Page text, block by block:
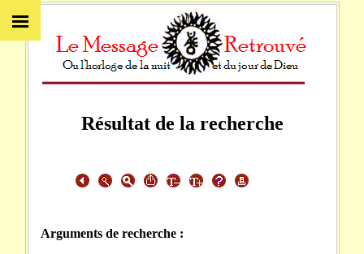
Résultat de la recherche
Arguments de recherche :